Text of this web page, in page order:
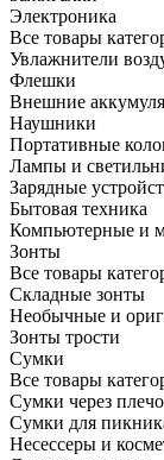
Электроника
Все товары
Увлажнители
Флешки
Внешние
Наушники
Портативные
Лампы и
Зарядные
Бытовая техника
Компьютерные и
Зонты
Все товары
Складные зонты
Необычные и
Зонты трости
Сумки
Все товары
Сумки через
Сумки для
Несессеры и